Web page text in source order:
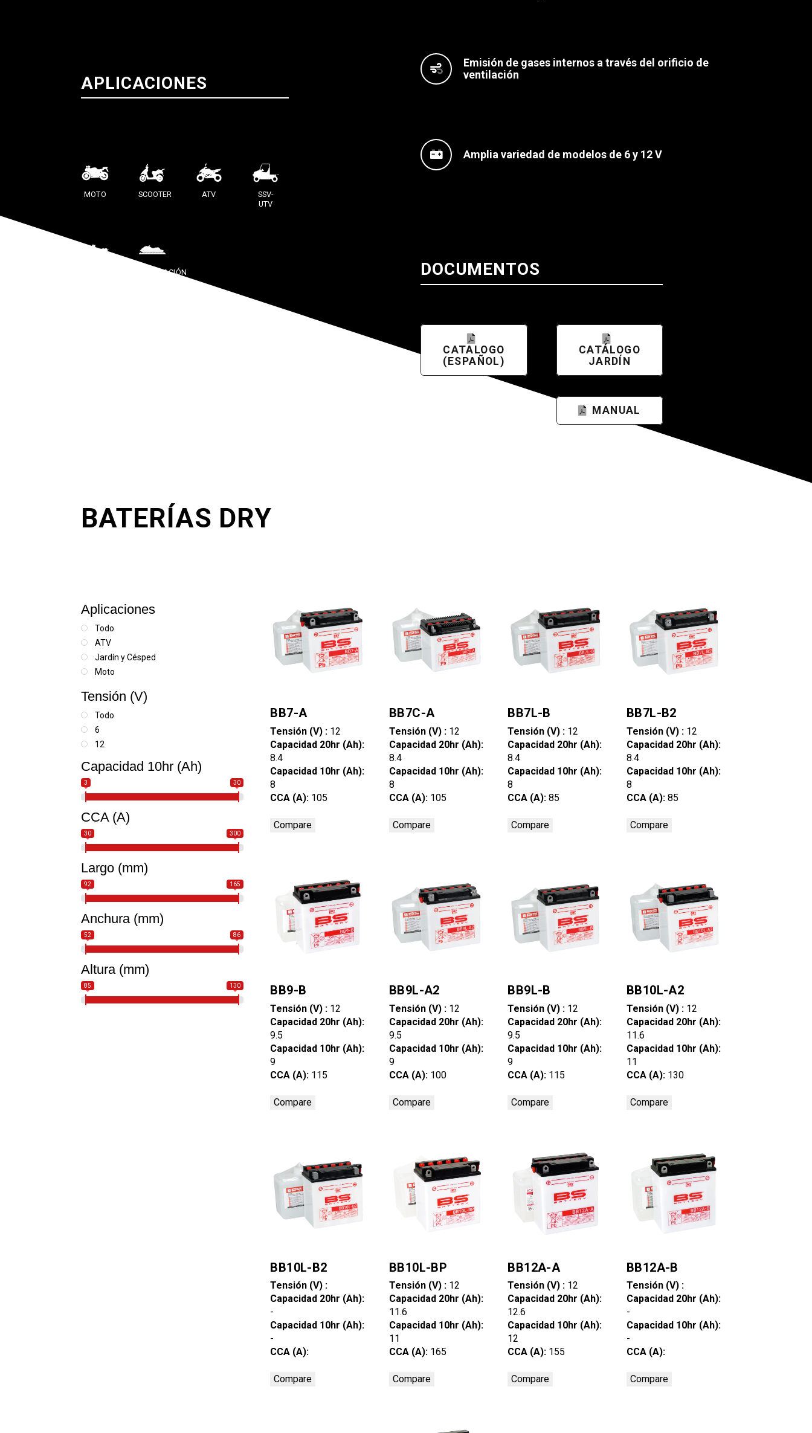
APLICACIONES
MOTO SCOOTER ATV
SSV-
UTV
NAVEGACIÓN
Emisión de gases internos a través del orificio de
ventilación
Amplia variedad de modelos de 6 y 12 V
DOCUMENTOS
CATALOGO
(ESPAÑOL)
CATÁLOGO
JARDÍN
MANUAL
BATERÍAS DRY
Aplicaciones
Todo
ATV
Jardín y Césped
Moto
Moto de nieve
Scooter
SSV-UTV
Tensión (V)
Todo
6
12
Capacidad 10hr (Ah)
3 30
CCA (A)
30 300
Largo (mm)
92 165
Anchura (mm)
52 86
Altura (mm)
85 130
BB7-A
Tensión (V) : 12
Capacidad 20hr (Ah):
8.4
Capacidad 10hr (Ah):
8
CCA (A): 105
Compare
BB7C-A
Tensión (V) :12
Capacidad 20hr (Ah):
8.4
Capacidad 10hr (Ah):
8
CCA (A): 105
Compare
BB7L-B
Tensión (V) : 12
Capacidad 20hr (Ah):
8.4
Capacidad 10hr (Ah):
8
CCA (A):85
Compare
BB7L-B2
Tensión (V) : 12
Capacidad 20hr (Ah):
8.4
Capacidad 10hr (Ah):
8
CCA (A):85
Compare
BB9-B
Tensión (V) : 12
Capacidad 20hr (Ah):
9.5
Capacidad 10hr (Ah):
9
CCA (A): 115
Compare
BB9L-A2
Tensión (V) :12
Capacidad 20hr (Ah):
9.5
Capacidad 10hr (Ah):
9
CCA (A): 100
Compare
BB9L-B
Tensión (V) : 12
Capacidad 20hr (Ah):
9.5
Capacidad 10hr (Ah):
9
CCA (A): 115
Compare
BB10L-A2
Tensión (V) : 12
Capacidad 20hr (Ah):
11.6
Capacidad 10hr (Ah):
11
CCA (A): 130
Compare
BB10L-B2
Tensión (V) :
Capacidad 20hr (Ah):
-
Capacidad 10hr (Ah):
-
CCA (A):
Compare
BB10L-BP
Tensión (V) :12
Capacidad 20hr (Ah):
11.6
Capacidad 10hr (Ah):
11
CCA (A): 165
Compare
BB12A-A
Tensión (V) : 12
Capacidad 20hr (Ah):
12.6
Capacidad 10hr (Ah):
12
CCA (A): 155
Compare
BB12A-B
Tensión (V) :
Capacidad 20hr (Ah):
-
Capacidad 10hr (Ah):
-
CCA (A):
Compare